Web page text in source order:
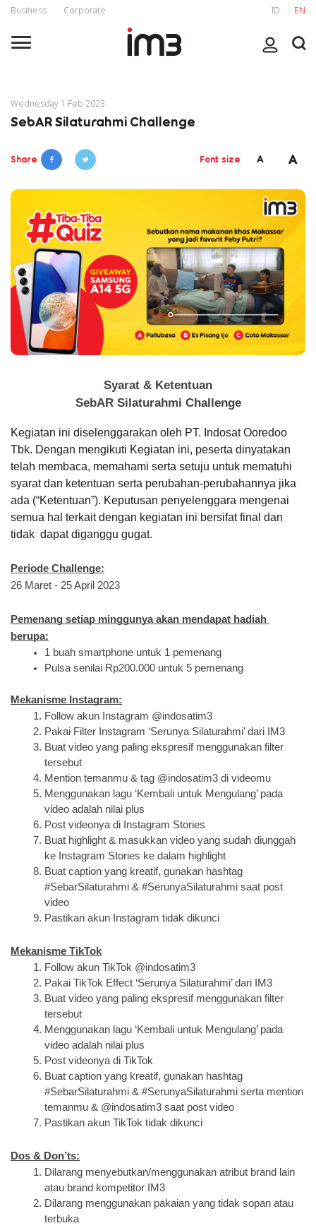
Business Corporate ID EN
Wednesday 1 Feb 2023
SebAR Silaturahmi Challenge
Share Font size A A
Syarat & Ketentuan
SebAR Silaturahmi Challenge
Kegiatan ini diselenggarakan oleh PT. Indosat Ooredoo
Tbk. Dengan mengikuti Kegiatan ini, peserta dinyatakan
telah membaca, memahami serta setuju untuk mematuhi
syarat dan ketentuan serta perubahan-perubahannya jika
ada (“Ketentuan”). Keputusan penyelenggara mengenai
semua hal terkait dengan kegiatan ini bersifat final dan
tidak  dapat diganggu gugat.
Periode Challenge:
26 Maret - 25 April 2023
Pemenang setiap minggunya akan mendapat hadiah
berupa:
1 buah smartphone untuk 1 pemenang
Pulsa senilai Rp200.000 untuk 5 pemenang
Mekanisme Instagram:
Follow akun Instagram @indosatim3
Pakai Filter Instagram ‘Serunya Silaturahmi’ dari IM3
Buat video yang paling ekspresif menggunakan filter
tersebut
Mention temanmu & tag @indosatim3 di videomu
Menggunakan lagu ‘Kembali untuk Mengulang’ pada
video adalah nilai plus
Post videonya di Instagram Stories
Buat highlight & masukkan video yang sudah diunggah
ke Instagram Stories ke dalam highlight
Buat caption yang kreatif, gunakan hashtag
#SebarSilaturahmi & #SerunyaSilaturahmi saat post
video
Pastikan akun Instagram tidak dikunci
Mekanisme TikTok
Follow akun TikTok @indosatim3
Pakai TikTok Effect ‘Serunya Silaturahmi’ dari IM3
Buat video yang paling ekspresif menggunakan filter
tersebut
Menggunakan lagu ‘Kembali untuk Mengulang’ pada
video adalah nilai plus
Post videonya di TikTok
Buat caption yang kreatif, gunakan hashtag
#SebarSilaturahmi & #SerunyaSilaturahmi serta mention
temanmu & @indosatim3 saat post video
Pastikan akun TikTok tidak dikunci
Dos & Don’ts:
Dilarang menyebutkan/menggunakan atribut brand lain
atau brand kompetitor IM3
Dilarang menggunakan pakaian yang tidak sopan atau
terbuka